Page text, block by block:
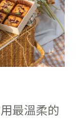
最溫柔的